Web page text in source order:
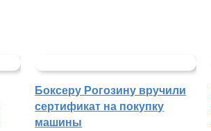
Боксеру Рогозину вручили
сертификат на покупку
машины